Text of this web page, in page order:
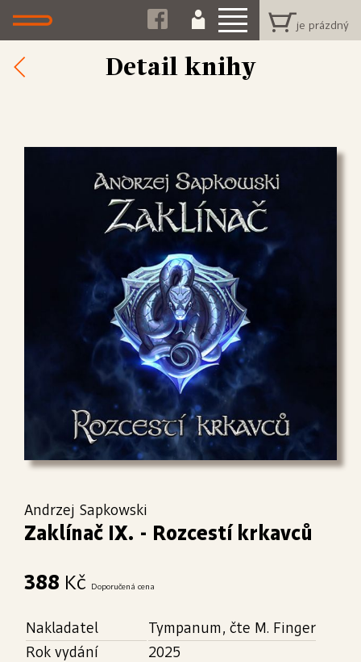
Detail knihy
Andrzej Sapkowski
Zaklínač IX. - Rozcestí krkavců
388 Kč Doporučená cena
Nakladatel
Tympanum, čte M. Finger
Rok vydání
2025